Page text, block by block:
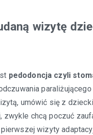
wizytę
pedodoncja czyli
umówić się z
zwykle chcą poczuć
wizyty